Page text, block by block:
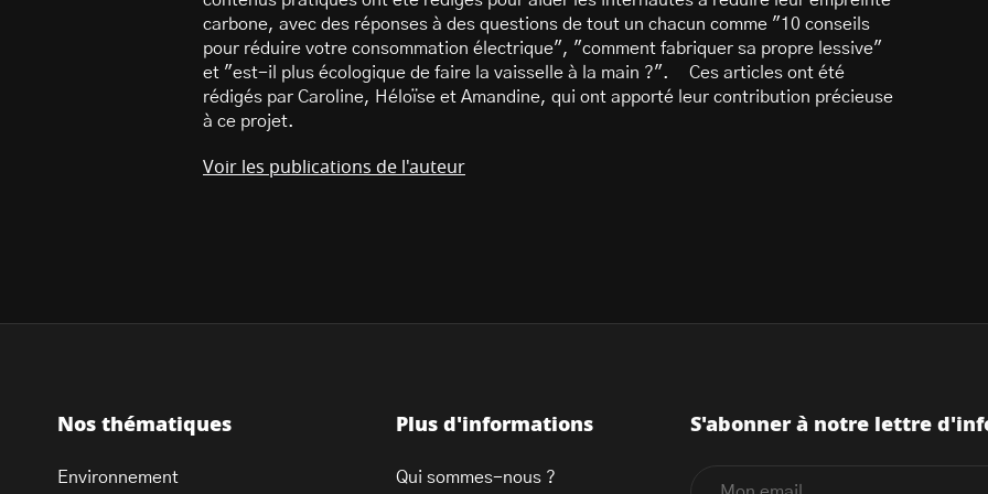
carbone, avec des réponses à des questions de tout un chacun comme "10 conseils
pour réduire votre consommation électrique", "comment fabriquer sa propre lessive"
et "est-il plus écologique de faire la vaisselle à la main ?". Ces articles ont été
rédigés par Caroline, Héloïse et Amandine, qui ont apporté leur contribution précieuse
à ce projet.
Voir les publications de l'auteur
Nos thématiques
Environnement
Plus d'informations
Qui sommes-nous ?
S'abonner à notre lettre